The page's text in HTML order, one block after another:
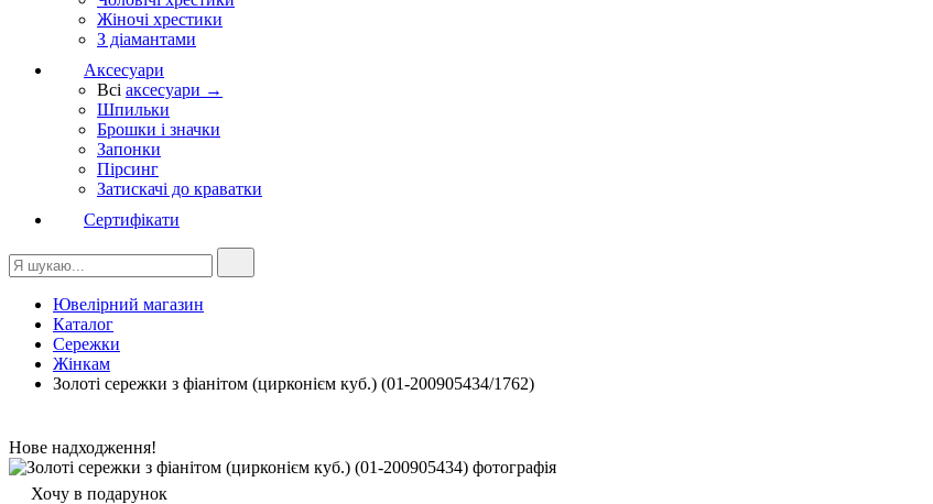
Жіночі хрестики
З діамантами
Аксесуари
Всі аксесуари →
Шпильки
Брошки і значки
Запонки
Пірсинг
Затискачі до краватки
Сертифікати
Ювелірний магазин
Каталог
Сережки
Жінкам
Золоті сережки з фіанітом (цирконієм куб.) (01-200905434/1762)
Нове надходження!
Хочу в подарунок